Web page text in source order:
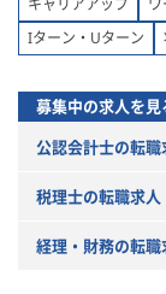
キャリアアップ
Iターン・Uターン
募集中の求人を見
公認会計士の転職
税理士の転職求人
経理・財務の転職